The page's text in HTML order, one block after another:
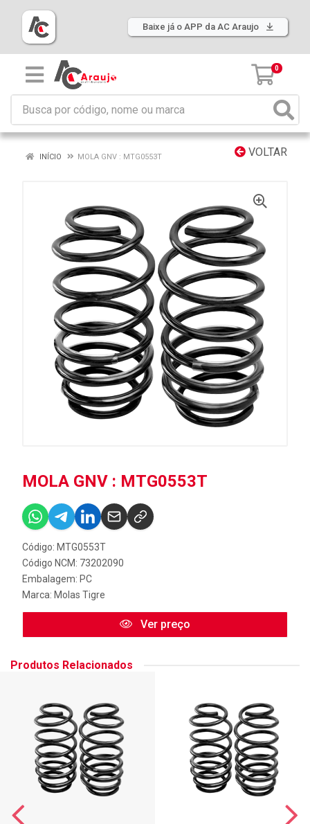
Baixe já o APP da AC Araujo
0
VOLTAR
INÍCIO MOLA GNV : MTG0553T
MOLA GNV : MTG0553T
Código: MTG0553T
Código NCM: 73202090
Embalagem: PC
Marca: Molas Tigre
Ver preço
Produtos Relacionados